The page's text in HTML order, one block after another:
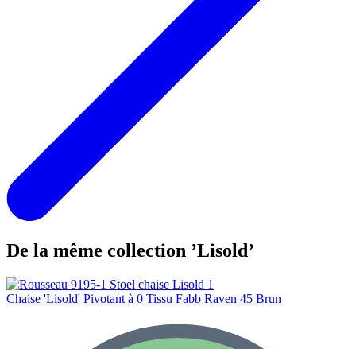
De la même collection ’Lisold’
Chaise 'Lisold' Pivotant à 0 Tissu Fabb Raven 45 Brun